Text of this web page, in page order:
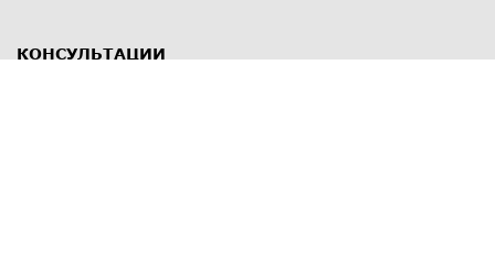
КОНСУЛЬТАЦИИ